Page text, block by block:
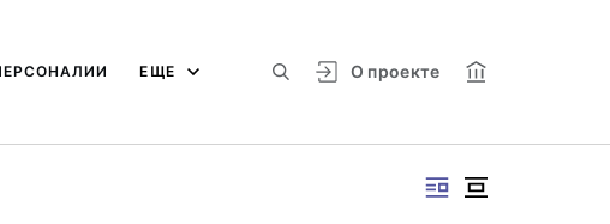
О проекте
ЕЩЕ